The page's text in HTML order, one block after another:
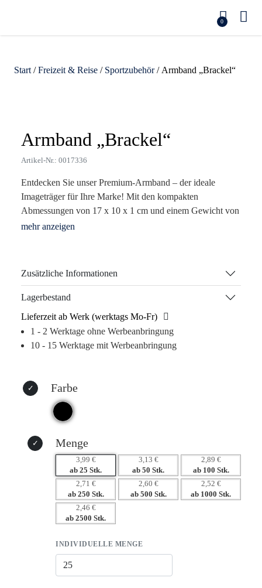
0
Start /Freizeit & Reise / Sportzubehör/ Armband „Brackel“
Armband „Brackel“
Artikel-Nr.: 0017336
Entdecken Sie unser Premium-Armband – der ideale
Imageträger für Ihre Marke! Mit den kompakten
Abmessungen von 17 x 10 x 1 cm und einem Gewicht von
nur 49 g bietet dieses Produkt nicht nur Funktionalität,
hochwertigen Tampondruck sorgt dafür, dass Ihr Logo stets
im Mittelpunkt steht. So bleibt Ihre Marke langfristig im
Gedächtnis – ideal für Veranstaltungen, Messen oder als
exklusives Giveaway. Schenken Sie Ihren Kunden ein
Warum dieses Produkt Ihre Marke stärkt:
– Hochwertige Materialien für langanhaltende Nutzung
– Individuelle Werbeanbringung für maximale Sichtbarkeit
– Funktionalität, die im Alltag unterstützt und begeistert
– Starker emotionaler Bezug schafft Kundenbindung
Zusätzliche Informationen
Lagerbestand
Lieferzeit ab Werk (werktags Mo-Fr)
1 - 2 Werktage ohne Werbeanbringung
10 - 15 Werktage mit Werbeanbringung
Farbe
Menge
3,99 €
ab 25 Stk.
3,13 €
ab 50 Stk.
2,89 €
ab 100 Stk.
2,71 €
ab 250 Stk.
2,60 €
ab 500 Stk.
2,52 €
ab 1000 Stk.
2,46 €
ab 2500 Stk.
INDIVIDUELLE MENGE